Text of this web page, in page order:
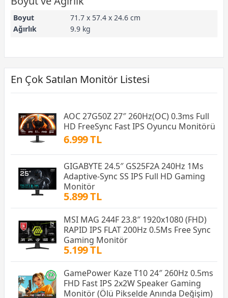
Boyut
71.7 x 57.4 x 24.6 cm
Ağırlık
9.9 kg
En Çok Satılan Monitör Listesi
AOC 27G50Z 27″ 260Hz(OC) 0.3ms Full
HD FreeSync Fast IPS Oyuncu Monitörü
6.999 TL
GIGABYTE 24.5″ GS25F2A 240Hz 1Ms
Adaptive-Sync SS IPS Full HD Gaming
Monitör
5.899 TL
MSI MAG 244F 23.8″ 1920x1080 (FHD)
RAPID IPS FLAT 200Hz 0.5Ms Free Sync
Gaming Monitör
5.199 TL
GamePower Kaze T10 24″ 260Hz 0.5ms
FHD Fast IPS 2x2W Speaker Gaming
Monitör (Ölü Pikselde Anında Değişim)